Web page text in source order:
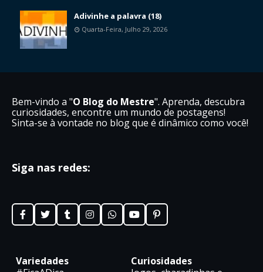
Adivinhe a palavra (18)
Quarta-Feira, Julho 29, 2026
Bem-vindo a "O Blog do Mestre". Aprenda, descubra
curiosidades, encontre um mundo de postagens!
Sinta-se à vontade no blog que é dinâmico como você!
Siga nas redes:
Variedades
Curiosidades